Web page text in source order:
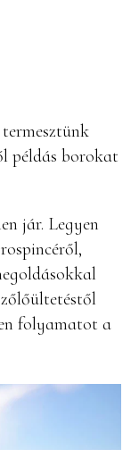
példás borokat
jár. Legyen
folyamatot a